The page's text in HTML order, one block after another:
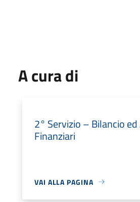
A cura di
2° Servizio – Bilancio
Finanziari
VAI ALLA PAGINA